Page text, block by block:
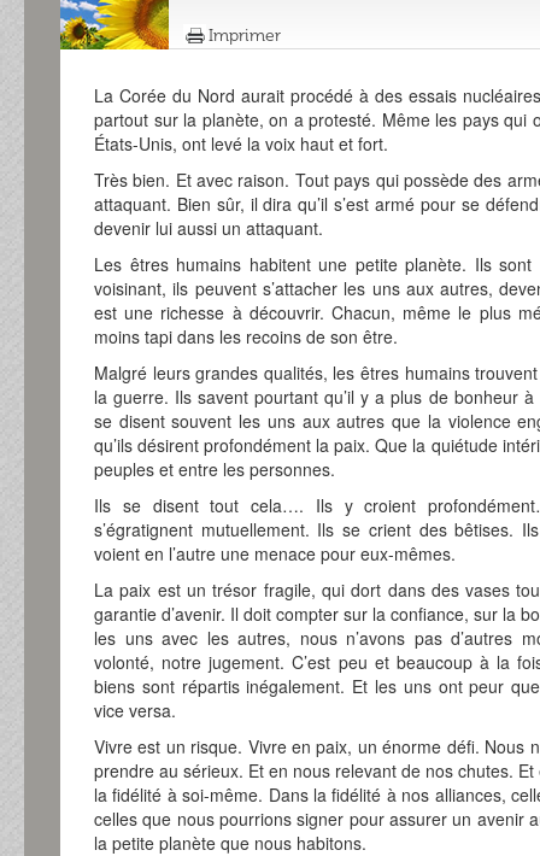
Imprimer
La Corée du Nord aurait procédé à des essais
partout sur la planète, on a protesté. Même les pays qui
États-Unis, ont levé la voix haut et fort.
Très bien. Et avec raison. Tout pays qui possède des
attaquant. Bien sûr, il dira qu’il s’est armé pour se
devenir lui aussi un attaquant.
Les êtres humains habitent une petite planète. Ils
voisinant, ils peuvent s’attacher les uns aux autres,
est une richesse à découvrir. Chacun, même le plus
moins tapi dans les recoins de son être.
Malgré leurs grandes qualités, les êtres humains
la guerre. Ils savent pourtant qu’il y a plus de bonheur à
se disent souvent les uns aux autres que la violence
qu’ils désirent profondément la paix. Que la quiétude
peuples et entre les personnes.
Ils se disent tout cela…. Ils y croient
s’égratignent mutuellement. Ils se crient des bêtises.
voient en l’autre une menace pour eux-mêmes.
La paix est un trésor fragile, qui dort dans des vases
garantie d’avenir. Il doit compter sur la confiance, sur la
les uns avec les autres, nous n’avons pas d’autres
volonté, notre jugement. C’est peu et beaucoup à la
biens sont répartis inégalement. Et les uns ont peur
vice versa.
Vivre est un risque. Vivre en paix, un énorme défi. Nous
prendre au sérieux. Et en nous relevant de nos chutes.
la fidélité à soi-même. Dans la fidélité à nos alliances,
celles que nous pourrions signer pour assurer un avenir
la petite planète que nous habitons.